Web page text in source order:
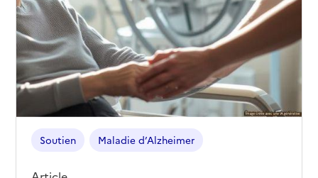
Soutien Maladie d’Alzheimer